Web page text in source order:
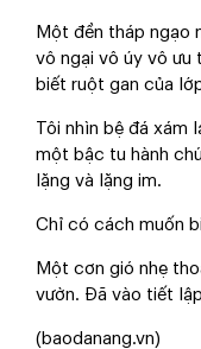
Một đền tháp ngạo
vô ngại vô úy vô ưu
biết ruột gan của
Tôi nhìn bệ đá xám
một bậc tu hành
lặng và lặng im.
Chỉ có cách muốn
Một cơn gió nhẹ
vườn. Đã vào tiết
(baodanang.vn)